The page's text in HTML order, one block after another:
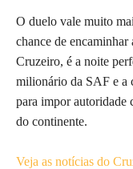
O duelo vale muito
chance de
Cruzeiro, é a noite
milionário da SAF e a
para impor autoridade
do continente.
Veja as notícias do